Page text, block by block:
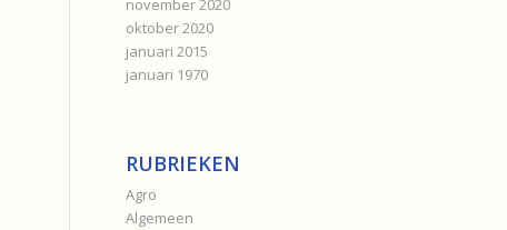
november 2020
oktober 2020
januari 2015
januari 1970
RUBRIEKEN
Agro
Algemeen